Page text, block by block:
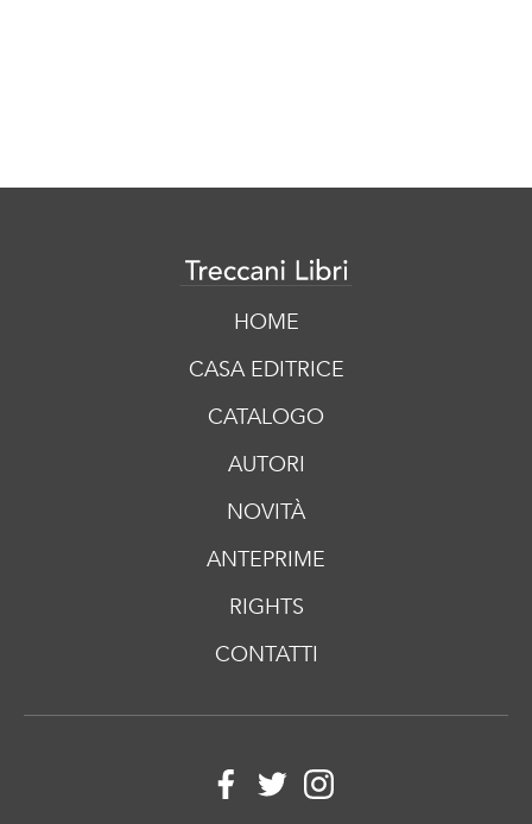
HOME
CASA EDITRICE
CATALOGO
AUTORI
NOVITÀ
ANTEPRIME
RIGHTS
CONTATTI